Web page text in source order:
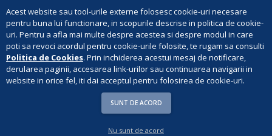
Acest website sau tool-urile externe folosesc cookie-uri necesare
pentru buna lui functionare, in scopurile descrise in politica de cookie-
uri. Pentru a afla mai multe despre acestea si despre modul in care
poti sa revoci acordul pentru cookie-urile folosite, te rugam sa consulti
Politica de Cookies. Prin inchiderea acestui mesaj de notificare,
derularea paginii, accesarea link-urilor sau continuarea navigarii in
website in orice fel, iti dai acceptul pentru folosirea de cookie-uri.
SUNT DE ACORD
Nu sunt de acord